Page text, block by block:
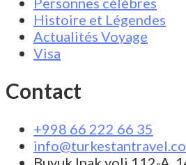
Histoire et Légendes
Actualités Voyage
Visa
Contact
+998 66 222 66 35